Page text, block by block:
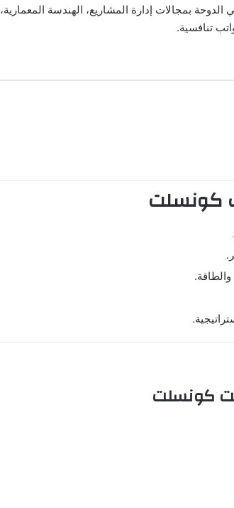
بمجالات إدارة المشاريع، الهندسة المعمارية،
تنافسية.
كونسلت
كونسلت